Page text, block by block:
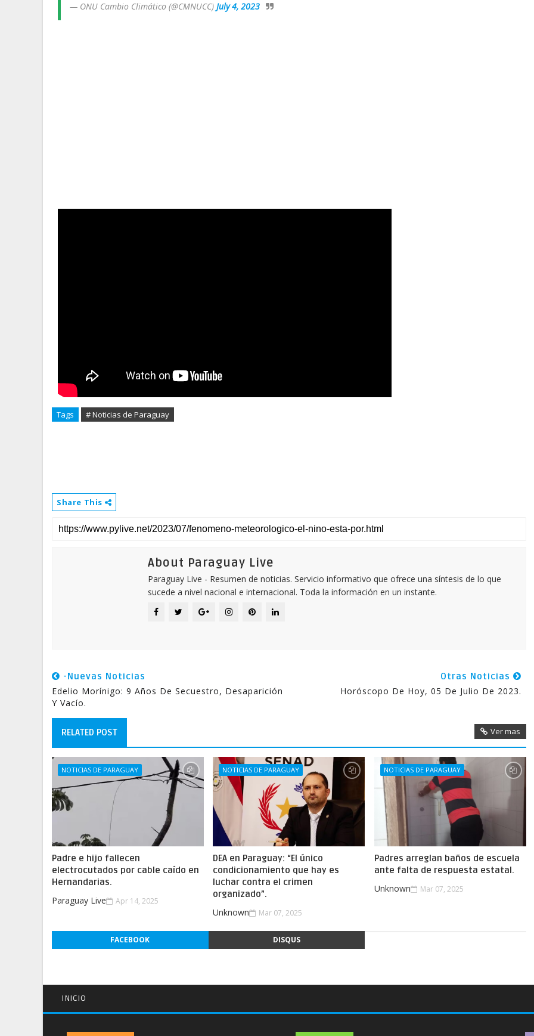
— ONU Cambio Climático (@CMNUCC) July 4, 2023
Tags # Noticias de Paraguay
Share This
About Paraguay Live
Paraguay Live - Resumen de noticias. Servicio informativo que ofrece una síntesis de lo que
sucede a nivel nacional e internacional. Toda la información en un instante.
-Nuevas Noticias
Edelio Morínigo: 9 Años De Secuestro, Desaparición
Y Vacío.
Otras Noticias
Horóscopo De Hoy, 05 De Julio De 2023.
RELATED POST Ver mas
NOTICIAS DE PARAGUAY
Padre e hijo fallecen
electrocutados por cable caído en
Hernandarias.
Paraguay Live Apr 14, 2025
NOTICIAS DE PARAGUAY
DEA en Paraguay: “El único
condicionamiento que hay es
luchar contra el crimen
organizado”.
Unknown Mar 07, 2025
NOTICIAS DE PARAGUAY
Padres arreglan baños de escuela
ante falta de respuesta estatal.
Unknown Mar 07, 2025
FACEBOOK DISQUS
INICIO